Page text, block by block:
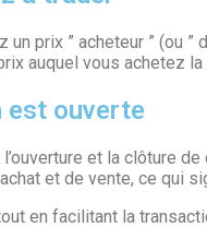
prix ” acheteur ” (ou ”
auquel vous achetez
est ouverte
et la clôture
et de vente, ce qui
en facilitant la